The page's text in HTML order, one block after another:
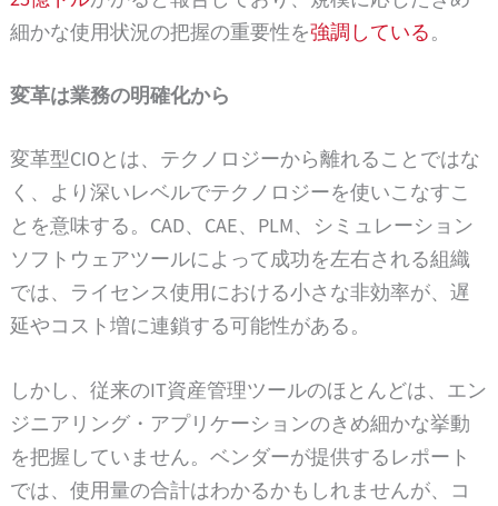
細かな使用状況の把握の重要性を強調している。
変革は業務の明確化から
変革型CIOとは、テクノロジーから離れることではな
く、より深いレベルでテクノロジーを使いこなすこ
とを意味する。CAD、CAE、PLM、シミュレーション
ソフトウェアツールによって成功を左右される組織
では、ライセンス使用における小さな非効率が、遅
延やコスト増に連鎖する可能性がある。
しかし、従来のIT資産管理ツールのほとんどは、エン
ジニアリング・アプリケーションのきめ細かな挙動
を把握していません。ベンダーが提供するレポート
では、使用量の合計はわかるかもしれませんが、コ